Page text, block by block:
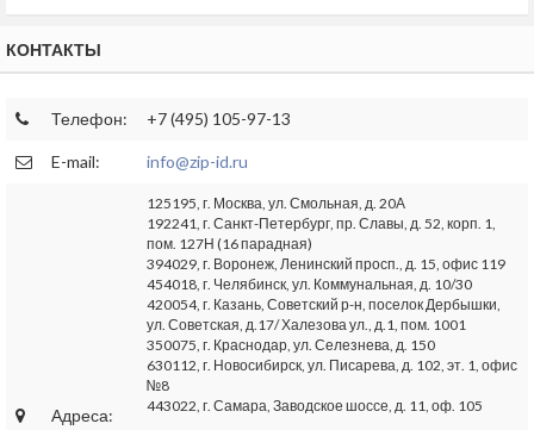
КОНТАКТЫ
Телефон: +7 (495) 105-97-13
E-mail: info@zip-id.ru
Адреса:
125195, г. Москва, ул. Смольная, д. 20А
192241, г. Санкт-Петербург, пр. Славы, д. 52, корп. 1,
пом. 127Н (16 парадная)
394029, г. Воронеж, Ленинский просп., д. 15, офис 119
454018, г. Челябинск, ул. Коммунальная, д. 10/30
420054, г. Казань, Советский р-н, поселок Дербышки,
ул. Советская, д.17/ Халезова ул., д.1, пом. 1001
350075, г. Краснодар, ул. Селезнева, д. 150
630112, г. Новосибирск, ул. Писарева, д. 102, эт. 1, офис
№8
443022, г. Самара, Заводское шоссе, д. 11, оф. 105